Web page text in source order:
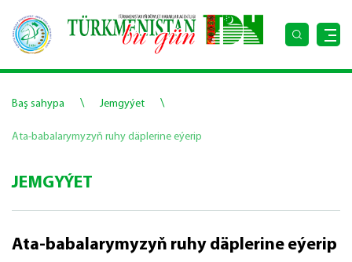
Baş sahypa \ Jemgyýet \
Ata-babalarymyzyň ruhy däplerine eýerip
JEMGYÝET
Ata-babalarymyzyň ruhy däplerine eýerip